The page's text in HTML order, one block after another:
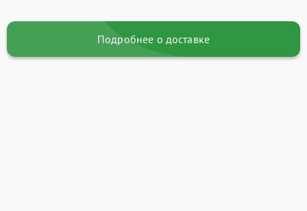
Подробнее о доставке